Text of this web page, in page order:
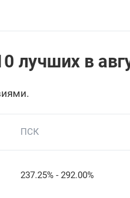
лучших в
ПСК
237.25% - 292.00%